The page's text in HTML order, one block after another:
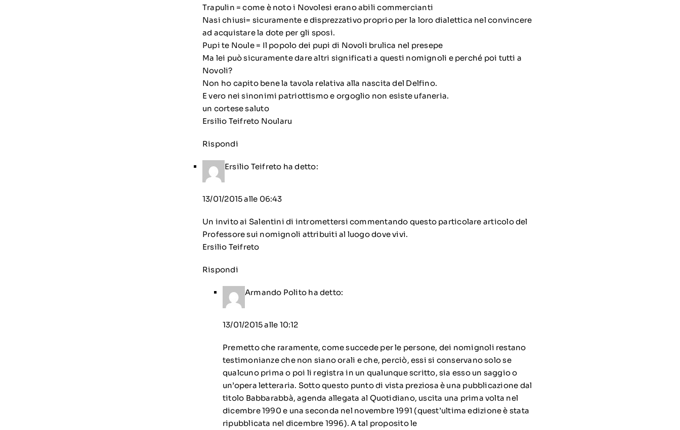
Trapulin = come è noto i Novolesi erano abili commercianti
Nasi chiusi= sicuramente e disprezzativo proprio per la loro dialettica nel convincere
ad acquistare la dote per gli sposi.
Pupi te Noule = Il popolo dei pupi di Novoli brulica nel presepe
Ma lei può sicuramente dare altri significati a questi nomignoli e perché poi tutti a
Novoli?
Non ho capito bene la tavola relativa alla nascita del Delfino.
E vero nei sinonimi patriottismo e orgoglio non esiste ufaneria.
un cortese saluto
Ersilio Teifreto Noularu
Rispondi
Ersilio Teifreto ha detto:
13/01/2015 alle 06:43
Un invito ai Salentini di intromettersi commentando questo particolare articolo del
Professore sui nomignoli attribuiti al luogo dove vivi.
Ersilio Teifreto
Rispondi
Armando Polito ha detto:
13/01/2015 alle 10:12
Premetto che raramente, come succede per le persone, dei nomignoli restano
testimonianze che non siano orali e che, perciò, essi si conservano solo se
qualcuno prima o poi li registra in un qualunque scritto, sia esso un saggio o
un’opera letteraria. Sotto questo punto di vista preziosa è una pubblicazione dal
titolo Babbarabbà, agenda allegata al Quotidiano, uscita una prima volta nel
dicembre 1990 e una seconda nel novembre 1991 (quest’ultima edizione è stata
ripubblicata nel dicembre 1996). A tal proposito le